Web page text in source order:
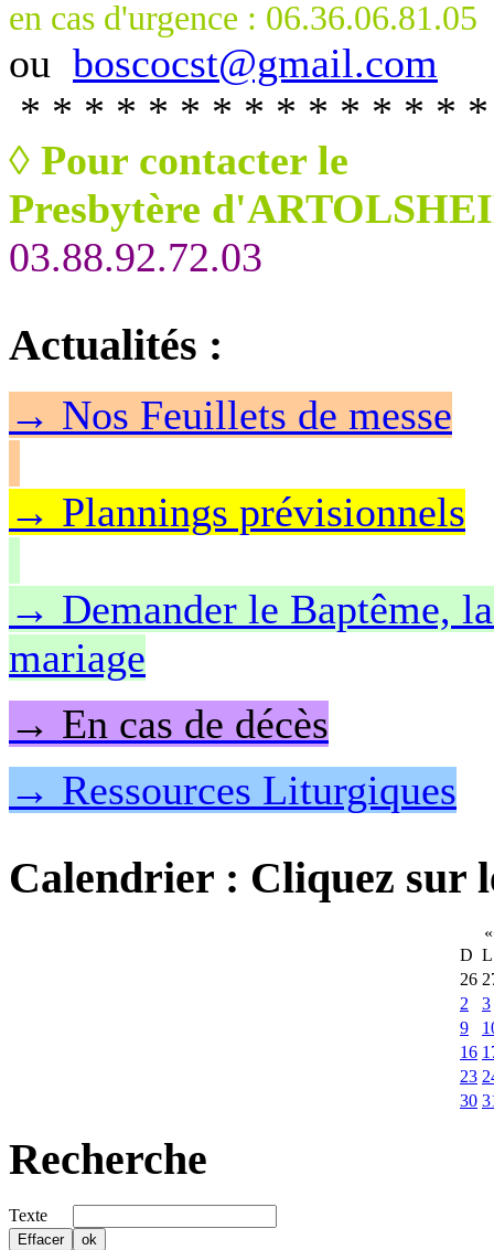
en cas d'urgence : 06.36.06.81.05
ou boscocst@gmail.com
* * * * * * * * * * * * * *
◊ Pour contacter le
Presbytère
03.88.92.72.03
Actualités :
→ Nos Feuillets de messe
→ Plannings prévisionnels
→ Demander le Baptême,
mariage
→ En cas de décès
→ Ressources Liturgiques
Calendrier : Cliquez sur
«
D L
26
2
3
9
16
23
30
Recherche
Texte